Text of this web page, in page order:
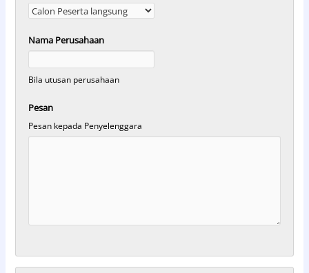
Nama Perusahaan
Bila utusan perusahaan
Pesan
Pesan kepada Penyelenggara